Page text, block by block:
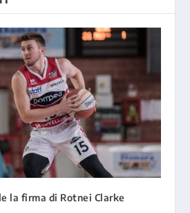
la firma di Rotnei Clarke